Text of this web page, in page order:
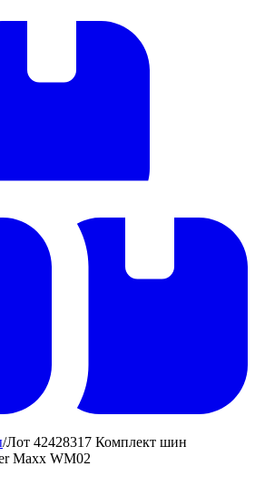
/Лот 42428317 Комплект шин
Maxx WM02